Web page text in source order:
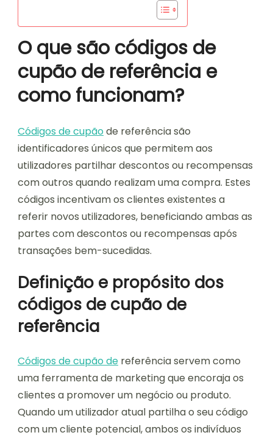
O que são códigos de
cupão de referência e
como funcionam?
Códigos de cupãode referência são
identificadores únicos que permitem aos
utilizadores partilhar descontos ou recompensas
com outros quando realizam uma compra. Estes
códigos incentivam os clientes existentes a
referir novos utilizadores, beneficiando ambas as
partes com descontos ou recompensas após
transações bem-sucedidas.
Definição e propósito dos
códigos de cupão de
referência
Códigos de cupão de referência servem como
uma ferramenta de marketing que encoraja os
clientes a promover um negócio ou produto.
Quando um utilizador atual partilha o seu código
com um cliente potencial, ambos os indivíduos